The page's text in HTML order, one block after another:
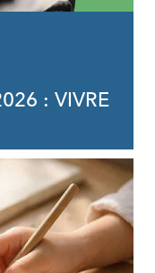
: VIVRE